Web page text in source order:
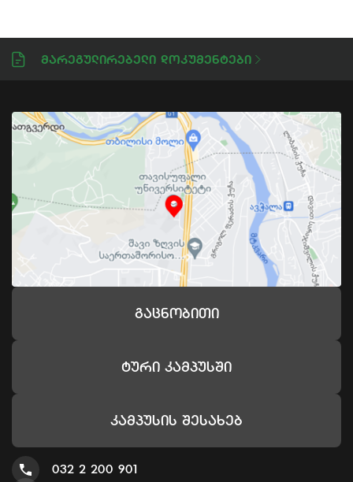
Მარეგულირებელი Დოკუმენტები
Გაცნობითი
Ტური Კამპუსში
Კამპუსის Შესახებ
032 2 200 901